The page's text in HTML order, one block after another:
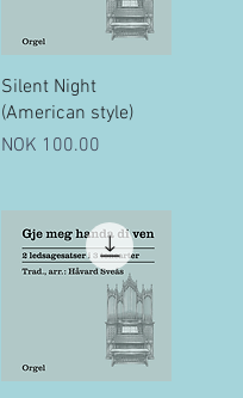
Quick View
Silent Night
(American style)
Price
NOK 100.00